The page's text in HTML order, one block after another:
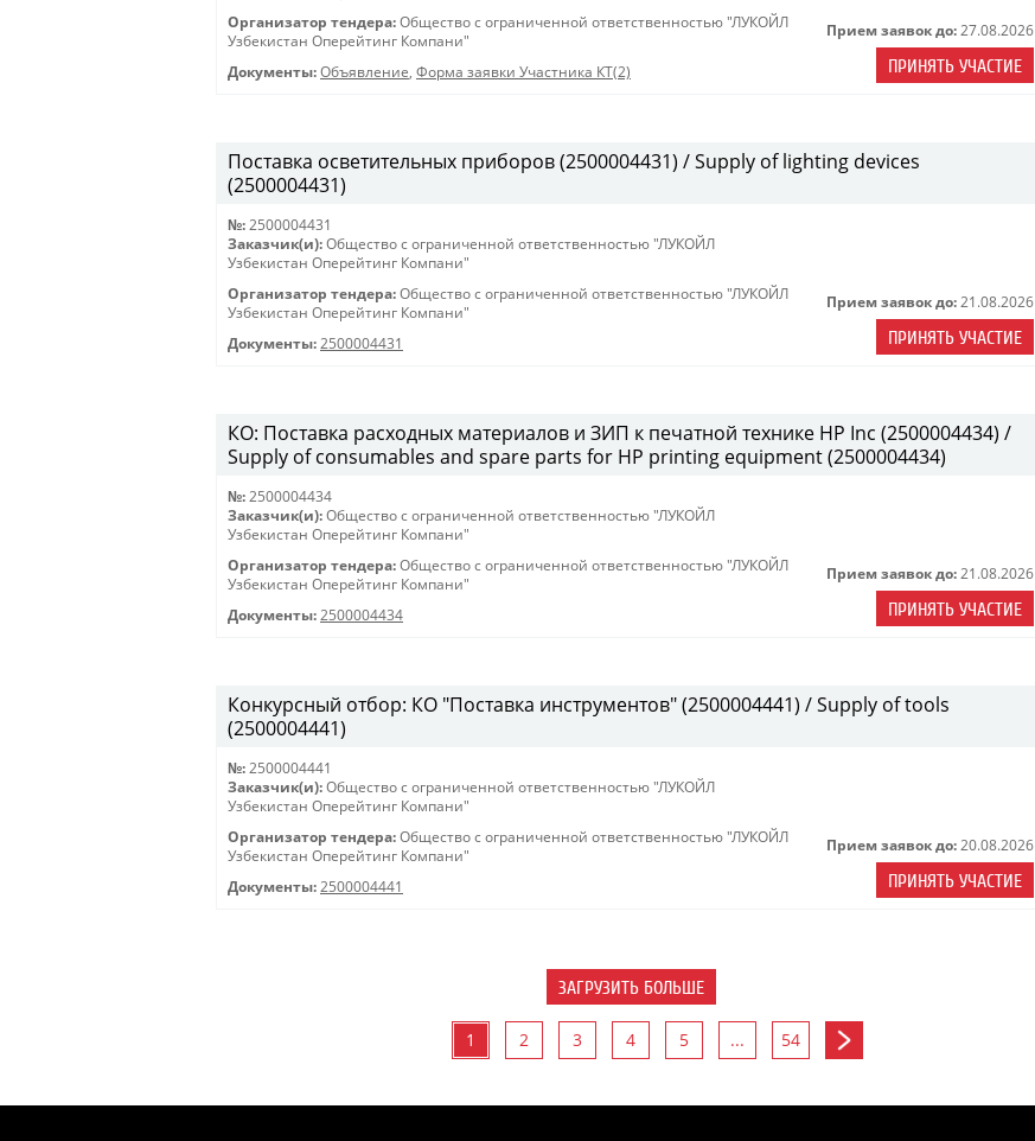
Организатор тендера: Общество с ограниченной ответственностью "ЛУКОЙЛ
Узбекистан Оперейтинг Компани"
Документы: Объявление, Форма заявки Участника КТ(2)
Прием заявок до: 27.08.2026
ПРИНЯТЬ УЧАСТИЕ
Поставка осветительных приборов (2500004431) / Supply of lighting devices
(2500004431)
№: 2500004431
Заказчик(и): Общество с ограниченной ответственностью "ЛУКОЙЛ
Узбекистан Оперейтинг Компани"
Организатор тендера: Общество с ограниченной ответственностью "ЛУКОЙЛ
Узбекистан Оперейтинг Компани"
Документы: 2500004431
Прием заявок до: 21.08.2026
ПРИНЯТЬ УЧАСТИЕ
КО: Поставка расходных материалов и ЗИП к печатной технике HP Inc (2500004434) /
Supply of consumables and spare parts for HP printing equipment (2500004434)
№: 2500004434
Заказчик(и): Общество с ограниченной ответственностью "ЛУКОЙЛ
Узбекистан Оперейтинг Компани"
Организатор тендера: Общество с ограниченной ответственностью "ЛУКОЙЛ
Узбекистан Оперейтинг Компани"
Документы: 2500004434
Прием заявок до: 21.08.2026
ПРИНЯТЬ УЧАСТИЕ
Конкурсный отбор: КО "Поставка инструментов" (2500004441) / Supply of tools
(2500004441)
№: 2500004441
Заказчик(и): Общество с ограниченной ответственностью "ЛУКОЙЛ
Узбекистан Оперейтинг Компани"
Организатор тендера: Общество с ограниченной ответственностью "ЛУКОЙЛ
Узбекистан Оперейтинг Компани"
Документы: 2500004441
Прием заявок до: 20.08.2026
ПРИНЯТЬ УЧАСТИЕ
ЗАГРУЗИТЬ БОЛЬШЕ
1 2 3 4 5 ... 54